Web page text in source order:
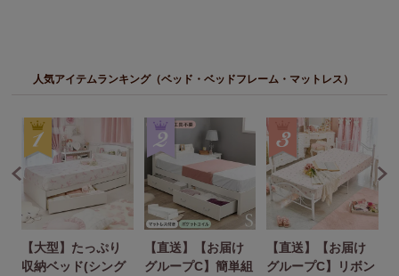
人気アイテムランキング（ベッド・ベッドフレーム・マットレス）
【大型】たっぷり
収納ベッド(シング
【直送】【お届け
グループC】簡単組
【直送】【お届け
グループC】リボン